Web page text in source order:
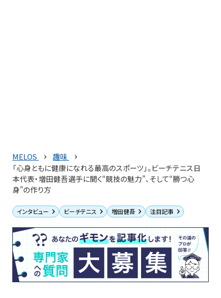
MELOS
趣味
「心身ともに健康になれる最高のスポーツ」。ビーチテニス日
本代表・増田健吾選手に聞く“競技の魅力”、そして“勝つ心
身”の作り方
インタビュー ビーチテニス 増田健吾 注目記事